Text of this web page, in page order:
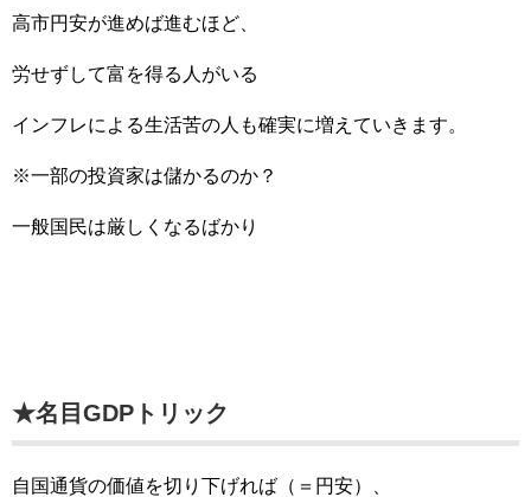
高市円安が進めば進むほど、
労せずして富を得る人がいる
インフレによる生活苦の人も確実に増えていきます。
※一部の投資家は儲かるのか？
一般国民は厳しくなるばかり
★名目GDPトリック
自国通貨の価値を切り下げれば（＝円安）、